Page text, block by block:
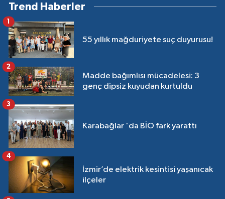
Trend Haberler
55 yıllık mağduriyete suç duyurusu!
1
Madde bağımlısı mücadelesi: 3
genç dipsiz kuyudan kurtuldu
2
Karabağlar 'da BİO fark yarattı
3
İzmir’de elektrik kesintisi yaşanıcak
ilçeler
4